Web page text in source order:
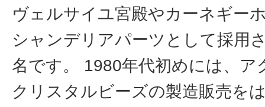
ヴェルサイユ宮殿やカーネギー
シャンデリアパーツとして採用
名です。 1980年代初めには、ア
クリスタルビーズの製造販売を